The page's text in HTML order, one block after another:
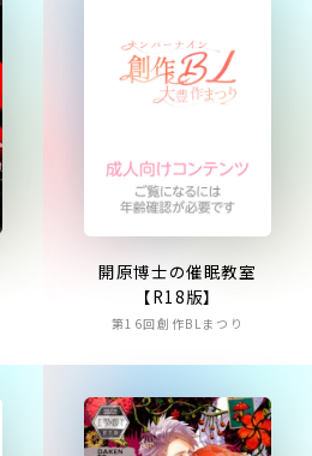
開原博士の催眠教室
【R18版】
第16回創作BLまつり